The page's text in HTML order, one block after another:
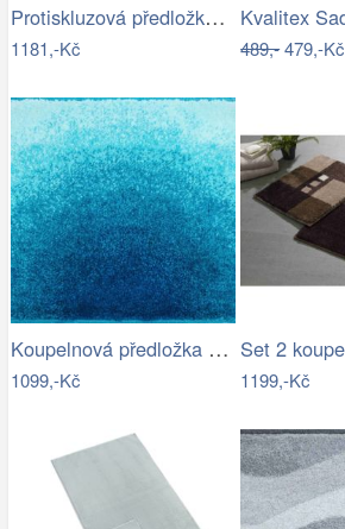
Protiskluzová předložka do koupelny,…
1181,-Kč 489,-479,-Kč
Koupelnová předložka SUNSHINE
1099,-Kč 1199,-Kč